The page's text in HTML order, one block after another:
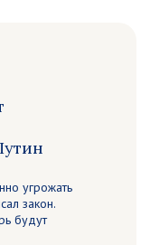
угрожать
закон.
будут